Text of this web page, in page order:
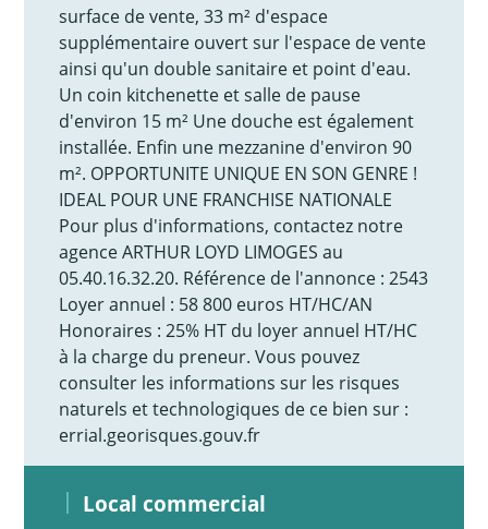
surface de vente, 33 m² d'espace
supplémentaire ouvert sur l'espace de vente
ainsi qu'un double sanitaire et point d'eau.
Un coin kitchenette et salle de pause
d'environ 15 m² Une douche est également
installée. Enfin une mezzanine d'environ 90
m². OPPORTUNITE UNIQUE EN SON GENRE !
IDEAL POUR UNE FRANCHISE NATIONALE
Pour plus d'informations, contactez notre
agence ARTHUR LOYD LIMOGES au
05.40.16.32.20. Référence de l'annonce : 2543
Loyer annuel : 58 800 euros HT/HC/AN
Honoraires : 25% HT du loyer annuel HT/HC
à la charge du preneur. Vous pouvez
consulter les informations sur les risques
naturels et technologiques de ce bien sur :
errial.georisques.gouv.fr
Local commercial